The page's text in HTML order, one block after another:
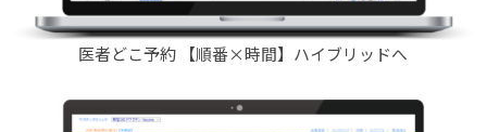
医者どこ予約 【順番×時間】ハイブリッドへ